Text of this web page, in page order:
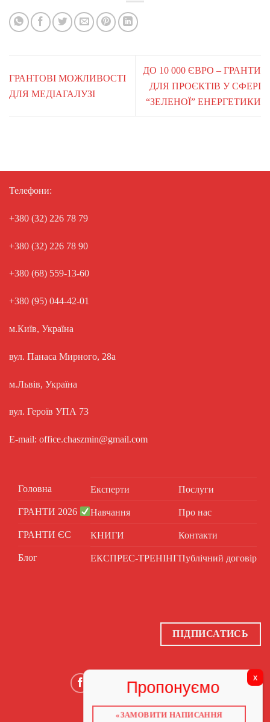
ГРАНТОВІ МОЖЛИВОСТІ
ДЛЯ МЕДІАГАЛУЗІ
ДО 10 000 ЄВРО – ГРАНТИ
ДЛЯ ПРОЄКТІВ У СФЕРІ
“ЗЕЛЕНОЇ” ЕНЕРГЕТИКИ
Телефони:
+380 (32) 226 78 79
+380 (32) 226 78 90
+380 (68) 559-13-60
+380 (95) 044-42-01
м.Київ, Україна
вул. Панаса Мирного, 28а
м.Львів, Україна
вул. Героїв УПА 73
E-mail: office.chaszmin@gmail.com
Головна
ГРАНТИ 2026
ГРАНТИ ЄС
Блог
Експерти
Навчання
КНИГИ
ЕКСПРЕС-ТРЕНІНГ
Послуги
Про нас
Контакти
Публічний договір
ПІДПИСАТИСЬ
«ЗАМОВИТИ НАПИСАННЯ